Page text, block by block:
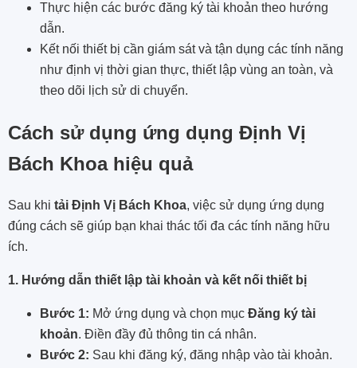
Thực hiện các bước đăng ký tài khoản theo hướng
dẫn.
Kết nối thiết bị cần giám sát và tận dụng các tính năng
như định vị thời gian thực, thiết lập vùng an toàn, và
theo dõi lịch sử di chuyển.
Cách sử dụng ứng dụng Định Vị
Bách Khoa hiệu quả
Sau khi tải Định Vị Bách Khoa, việc sử dụng ứng dụng
đúng cách sẽ giúp bạn khai thác tối đa các tính năng hữu
ích.
1. Hướng dẫn thiết lập tài khoản và kết nối thiết bị
Bước 1: Mở ứng dụng và chọn mục Đăng ký tài
khoản. Điền đầy đủ thông tin cá nhân.
Bước 2: Sau khi đăng ký, đăng nhập vào tài khoản.